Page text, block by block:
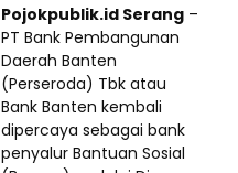
Pojokpublik.id Serang –
PT Bank Pembangunan
Daerah Banten
(Perseroda) Tbk atau
Bank Banten kembali
dipercaya sebagai bank
penyalur Bantuan Sosial